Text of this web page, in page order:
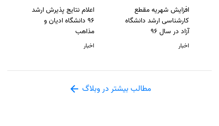
افزایش شهریه مقطع
کارشناسی ارشد دانشگاه
آزاد در سال 96
اخبار
اعلام نتایج پذیرش ارشد
96 دانشگاه ادیان و
مذاهب
اخبار
مطالب بیشتر در وبلاگ